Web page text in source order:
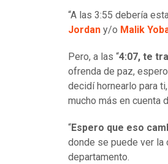
“A las 3:55 debería
Jordan y/o Malik
Pero, a las “4:07, te
ofrenda de paz,
decidí hornearlo para
mucho más en cuenta
“Espero que eso
donde se puede ver la
departamento.